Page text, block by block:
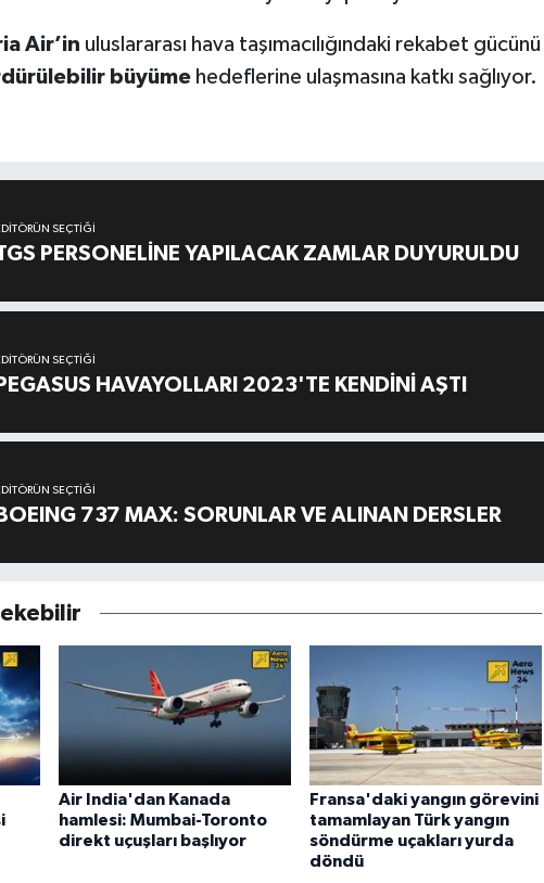
Air’in uluslararası hava taşımacılığındaki rekabet gücünü
büyümehedeflerine ulaşmasına katkı sağlıyor.
SEÇTIĞI
PERSONELİNE YAPILACAK ZAMLAR DUYURULDU
SEÇTIĞI
PEGASUS HAVAYOLLARI 2023'TE KENDİNİ AŞTI
SEÇTIĞI
BOEING 737 MAX: SORUNLAR VE ALINAN DERSLER
Air India'dan Kanada
hamlesi: Mumbai-Toronto
direkt uçuşları başlıyor
Fransa'daki yangın görevini
tamamlayan Türk yangın
söndürme uçakları yurda
döndü